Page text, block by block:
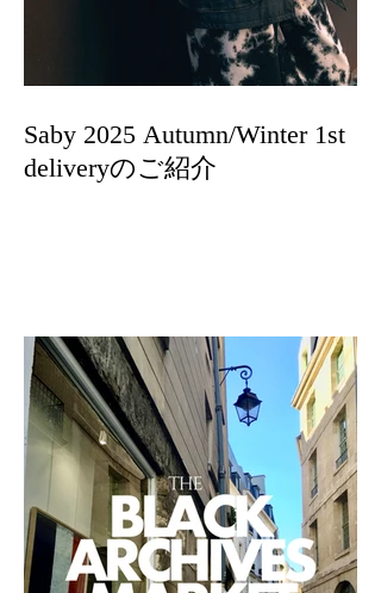
Saby 2025 Autumn/Winter 1st
deliveryのご紹介